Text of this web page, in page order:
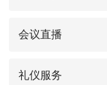
会议直播
礼仪服务